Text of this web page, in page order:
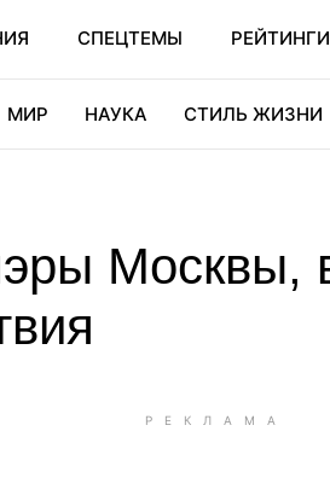
СПЕЦТЕМЫ РЕЙТИНГИ
МИР НАУКА СТИЛЬ ЖИЗНИ
Москвы,